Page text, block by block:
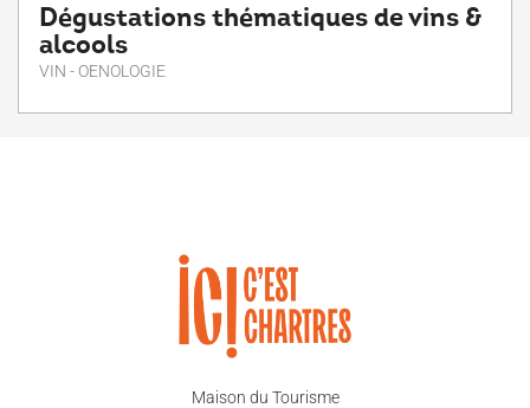
Dégustations thématiques de vins &
alcools
VIN - OENOLOGIE
Maison du Tourisme